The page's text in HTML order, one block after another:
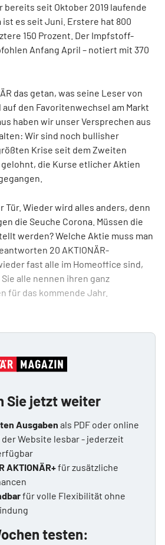
bereits seit Oktober 2019 laufende
ist es seit Juni. Erstere hat 800
150 Prozent. Der Impfstoff-
Anfang April – notiert mit 370
das getan, was seine Leser von
den Favoritenwechsel am Markt
haben wir unser Versprechen aus
Wir sind noch bullisher
Krise seit dem Zweiten
die Kurse etlicher Aktien
Tür. Wieder wird alles anders, denn
die Seuche Corona. Müssen die
werden? Welche Aktie muss man
20 AKTIONÄR-
fast alle im Homeoffice sind,
alle nennen ihren ganz
für das kommende Jahr.
Sie jetzt weiter
Ausgaben als PDF oder online
Website lesbar - jederzeit
AKTIONÄR+für zusätzliche
für volle Flexibilität ohne
testen: